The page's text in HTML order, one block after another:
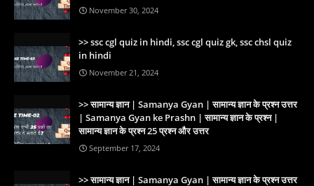
November 30, 2024
ssc cgl quiz in hindi, ssc cgl quiz gk, ssc chsl quiz
in hindi
November 21, 2024
सामान्य ज्ञान | Samanya Gyan | सामान्य ज्ञान के प्रश्न उत्तर
| Samanya Gyan ke Prashn | सामान्य ज्ञान के प्रश्न |
सामान्य ज्ञान के प्रश्न 25 प्रश्न और उत्तर
September 17, 2024
सामान्य ज्ञान | Samanya Gyan | सामान्य ज्ञान के प्रश्न उत्तर